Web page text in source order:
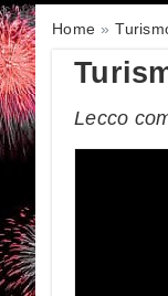
Home
Lecco